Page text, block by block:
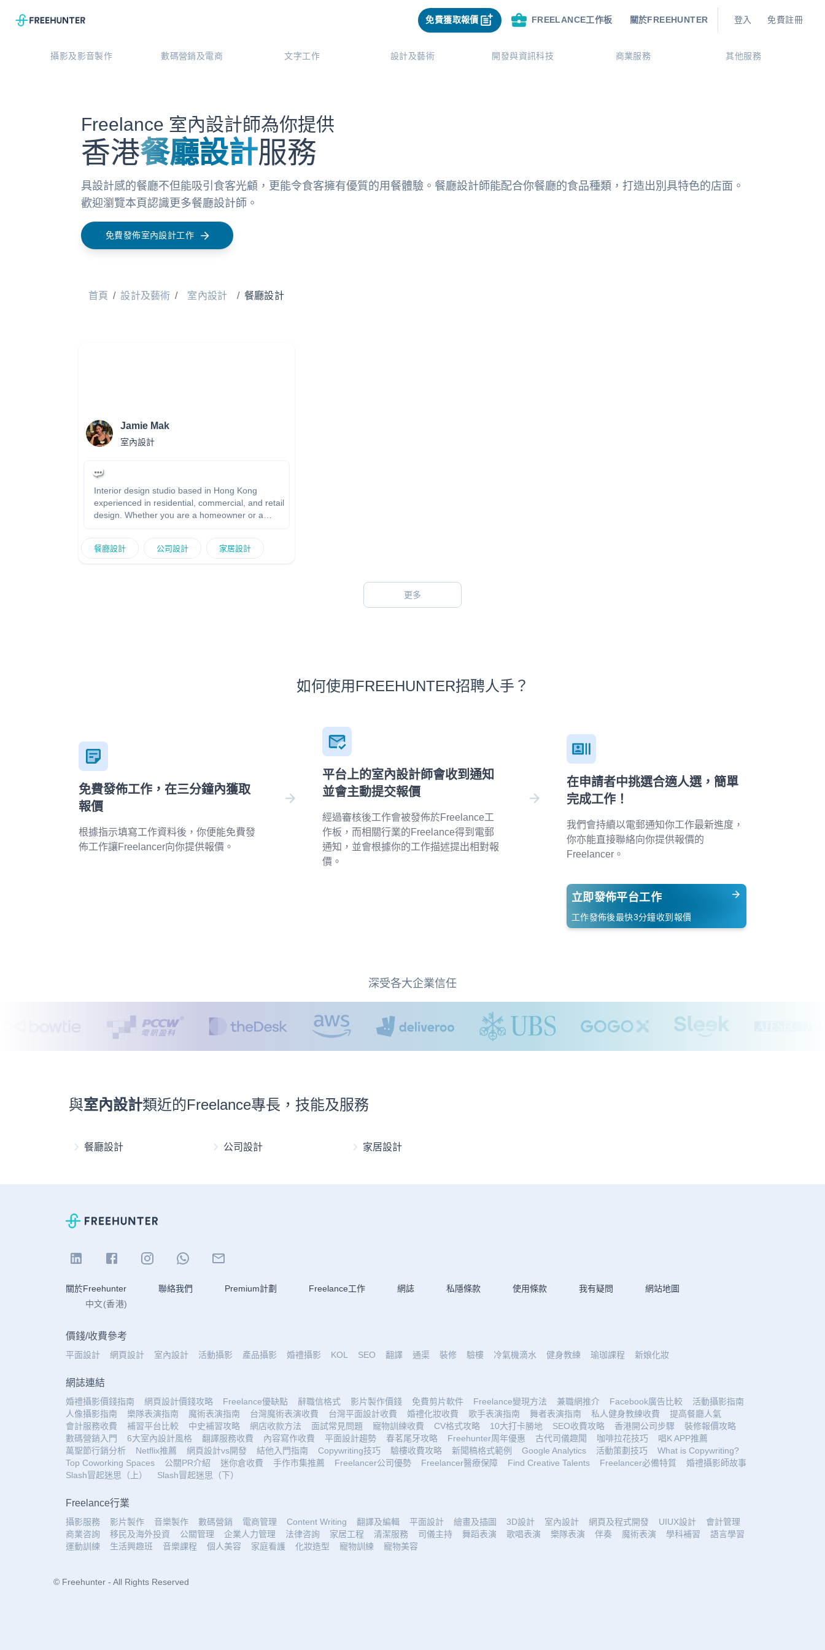
免費獲取報價 FREELANCE工作板 關於FREEHUNTER 登入 免費註冊
攝影及影音製作 數碼營銷及電商 文字工作 設計及藝術 開發與資訊科技 商業服務 其他服務
Freelance 室內設計師為你提供
香港餐廳設計服務
具設計感的餐廳不但能吸引食客光顧，更能令食客擁有優質的用餐體驗。餐廳設計師能配合你餐廳的食品種類，打造出別具特色的店面。
歡迎瀏覽本頁認識更多餐廳設計師。
免費發佈室內設計工作
首頁 / 設計及藝術 / 室內設計 / 餐廳設計
Jamie Mak
室內設計
Interior design studio based in Hong Kong
experienced in residential, commercial, and retail
design. Whether you are a homeowner or a
the next level by matching your style and
functionality. Phone/ Whatsapp: +852 55431034
餐廳設計 公司設計 家居設計
更多
如何使用FREEHUNTER招聘人手？
免費發佈工作，在三分鐘內獲取
報價
根據指示填寫工作資料後，你便能免費發
佈工作讓Freelancer向你提供報價。
平台上的室內設計師會收到通知
並會主動提交報價
經過審核後工作會被發佈於Freelance工
作板，而相關行業的Freelance得到電郵
通知，並會根據你的工作描述提出相對報
價。
在申請者中挑選合適人選，簡單
完成工作！
我們會持續以電郵通知你工作最新進度，
你亦能直接聯絡向你提供報價的
Freelancer。
立即發佈平台工作
工作發佈後最快3分鐘收到報價
深受各大企業信任
與室內設計類近的Freelance專長，技能及服務
餐廳設計 公司設計 家居設計
關於Freehunter 聯絡我們 Premium計劃 Freelance工作 網誌 私隱條款 使用條款 我有疑問
網站地圖
中文(香港)
價錢/收費參考
平面設計 網頁設計 室內設計 活動攝影 產品攝影 婚禮攝影 KOL SEO 翻譯 通渠 裝修 驗樓 冷氣機滴水 健身教練 瑜珈課程 新娘化妝
網誌連結
婚禮攝影價錢指南 網頁設計價錢攻略 Freelance優缺點 辭職信格式 影片製作價錢 免費剪片軟件 Freelance變現方法 兼職網推介 Facebook廣告比較
活動攝影指南
人像攝影指南
樂隊表演指南 魔術表演指南 台灣魔術表演收費 台灣平面設計收費 婚禮化妝收費 歌手表演指南 舞者表演指南 私人健身教練收費
提高餐廳人氣
會計服務收費
補習平台比較 中史補習攻略 網店收款方法 面試常見問題 寵物訓練收費 CV格式攻略 10大打卡勝地 SEO收費攻略 香港開公司步驟
裝修報價攻略
數碼營銷入門
6大室內設計風格 翻譯服務收費 內容寫作收費 平面設計趨勢 春茗尾牙攻略 Freehunter周年優惠 古代司儀趣聞 咖啡拉花技巧
唱K APP推薦
萬聖節行銷分析
Netflix推薦 網頁設計vs開發 結他入門指南 Copywriting技巧 驗樓收費攻略 新聞稿格式範例 Google Analytics 活動策劃技巧
What is Copywriting?
Top Coworking Spaces
公關PR介紹 迷你倉收費 手作市集推薦 Freelancer公司優勢 Freelancer醫療保障 Find Creative Talents Freelancer必備特質
婚禮攝影師故事
Slash冒起迷思（上）
Slash冒起迷思（下）
Freelance行業
攝影服務 影片製作 音樂製作 數碼營銷 電商管理 Content Writing 翻譯及編輯 平面設計 繪畫及插圖 3D設計 室內設計 網頁及程式開發 UIUX設計
會計管理
商業咨詢
移民及海外投資 公關管理 企業人力管理 法律咨詢 家居工程 清潔服務 司儀主持 舞蹈表演 歌唱表演 樂隊表演 伴奏 魔術表演 學科補習
語言學習
運動訓練
生活興趣班 音樂課程 個人美容 家庭看護 化妝造型 寵物訓練 寵物美容
© Freehunter - All Rights Reserved